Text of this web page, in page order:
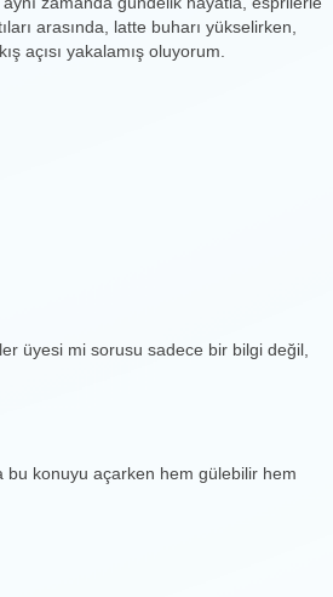
arasında, latte buharı yükselirken,
açısı yakalamış oluyorum.
üyesi mi sorusu sadece bir bilgi değil,
bu konuyu açarken hem gülebilir hem